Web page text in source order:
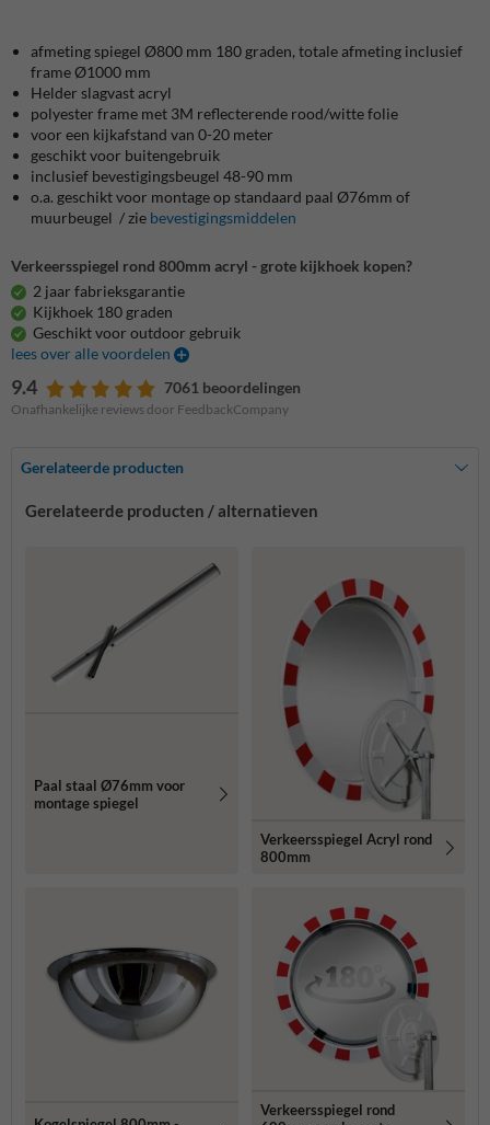
afmeting spiegel Ø800 mm 180 graden, totale afmeting inclusief
frame Ø1000 mm
Helder slagvast acryl
polyester frame met 3M reflecterende rood/witte folie
voor een kijkafstand van 0-20 meter
geschikt voor buitengebruik
inclusief bevestigingsbeugel 48-90 mm
o.a. geschikt voor montage op standaard paal Ø76mm of
muurbeugel / zie bevestigingsmiddelen
Verkeersspiegel rond 800mm acryl - grote kijkhoek kopen?
2 jaar fabrieksgarantie
Kijkhoek 180 graden
Geschikt voor outdoor gebruik
lees over alle voordelen
9.4 7061 beoordelingen
Onafhankelijke reviews door FeedbackCompany
Gerelateerde producten
Gerelateerde producten / alternatieven
Paal staal Ø76mm voor
montage spiegel
Verkeersspiegel Acryl rond
800mm
Verkeersspiegel rond